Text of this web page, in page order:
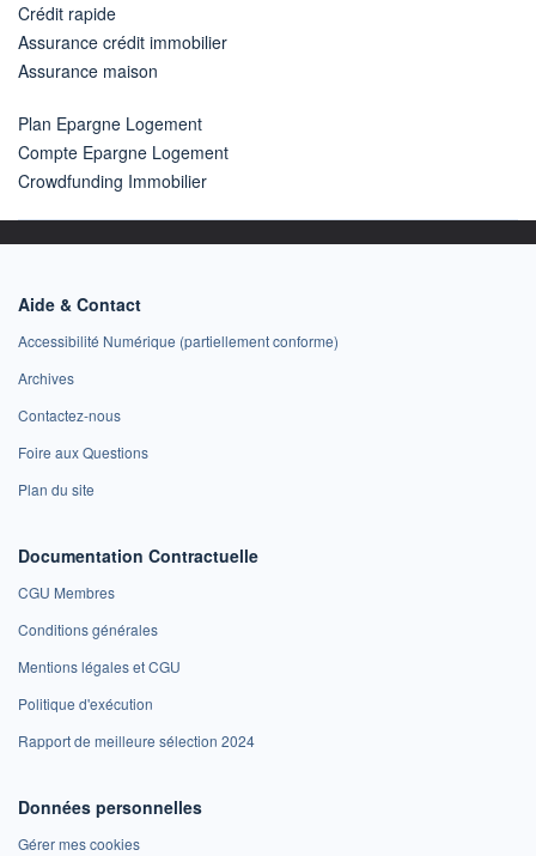
Crédit rapide
Assurance crédit immobilier
Assurance maison
Plan Epargne Logement
Compte Epargne Logement
Crowdfunding Immobilier
Aide & Contact
Accessibilité Numérique (partiellement conforme)
Archives
Contactez-nous
Foire aux Questions
Plan du site
Documentation Contractuelle
CGU Membres
Conditions générales
Mentions légales et CGU
Politique d'exécution
Rapport de meilleure sélection 2024
Données personnelles
Gérer mes cookies